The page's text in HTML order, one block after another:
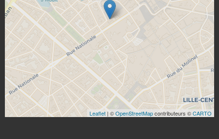
Leaflet | ©OpenStreetMapcontributeurs ©CARTO